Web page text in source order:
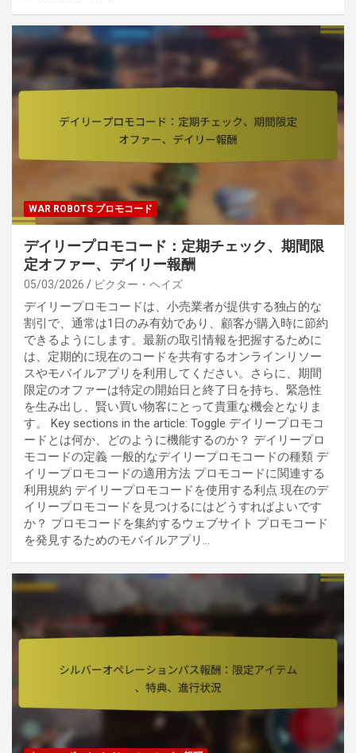
WAR ROBOTS プロモコード
デイリープロモコード：定期チェック、期間限
定オファー、デイリー報酬
05/03/2026 ビクター・ヘイズ
デイリープロモコードは、小売業者が提供する独占的な
割引で、通常は1日のみ有効であり、顧客が購入時に節約
できるようにします。最新の取引情報を把握するために
は、定期的に現在のコードを共有するオンラインリソー
スやモバイルアプリを利用してください。さらに、期間
限定のオファーは特定の開始日と終了日を持ち、緊急性
を生み出し、賢い買い物客にとって貴重な機会となりま
す。 Key sections in the article: Toggle デイリープロモコ
ードとは何か、どのように機能するのか？ デイリープロ
モコードの定義 一般的なデイリープロモコードの種類 デ
イリープロモコードの適用方法 プロモコードに関連する
利用規約 デイリープロモコードを使用する利点 現在のデ
イリープロモコードを見つけるにはどうすればよいです
か？ プロモコードを集約するウェブサイト プロモコード
を発見するためのモバイルアプリ…